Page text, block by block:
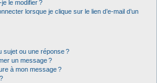
le modifier ?
lorsque je clique sur le lien d’e-mail d’un
sujet ou une réponse ?
un message ?
à mon message ?